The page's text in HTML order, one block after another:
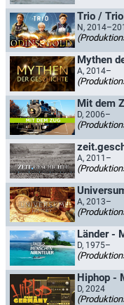
Trio /
N,
Mythen
A, 2014–
D, 2006–
A, 2011–
A, 2013–
Länder -
D, 1975–
Hiphop -
D, 2024